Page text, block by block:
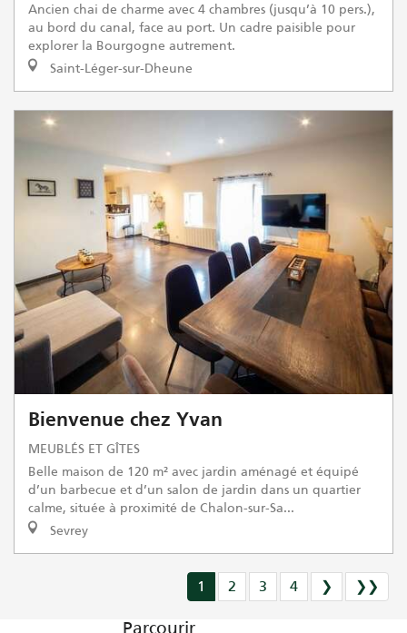
Ancien chai de charme avec 4 chambres (jusqu’à 10 pers.),
au bord du canal, face au port. Un cadre paisible pour
explorer la Bourgogne autrement.
Saint-Léger-sur-Dheune
Bienvenue chez Yvan
MEUBLÉS ET GÎTES
Belle maison de 120 m² avec jardin aménagé et équipé
d’un barbecue et d’un salon de jardin dans un quartier
calme, située à proximité de Chalon-sur-Sa...
Sevrey
1 2 3 4 ❯ ❯❯
Parcourir